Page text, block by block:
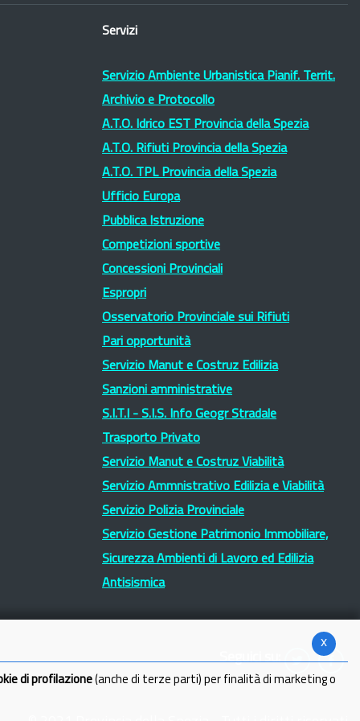
Servizi
Servizio Ambiente Urbanistica Pianif. Territ.
Archivio e Protocollo
A.T.O. Idrico EST Provincia della Spezia
A.T.O. Rifiuti Provincia della Spezia
A.T.O. TPL Provincia della Spezia
Ufficio Europa
Pubblica Istruzione
Competizioni sportive
Concessioni Provinciali
Espropri
Osservatorio Provinciale sui Rifiuti
Pari opportunità
Servizio Manut e Costruz Edilizia
Sanzioni amministrative
S.I.T.I - S.I.S. Info Geogr Stradale
Trasporto Privato
Servizio Manut e Costruz Viabilità
Servizio Ammnistrativo Edilizia e Viabilità
Servizio Polizia Provinciale
Servizio Gestione Patrimonio Immobiliare,
Sicurezza Ambienti di Lavoro ed Edilizia
Antisismica
Seguici su:
x
di profilazione (anche di terze parti) per finalità di marketing o